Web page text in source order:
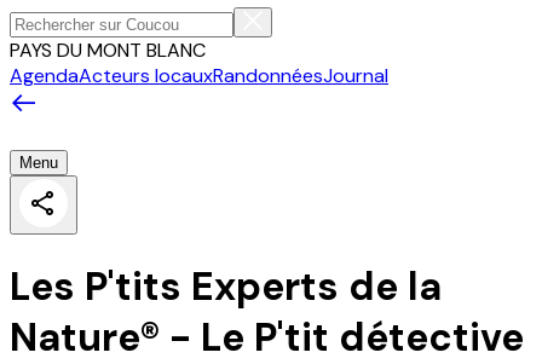
PAYS DU MONT BLANC
AgendaActeurs locauxRandonnéesJournal
Menu
Les P'tits Experts de la
Nature® - Le P'tit détective